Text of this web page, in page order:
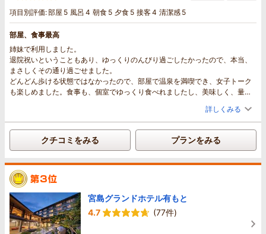
項目別評価:部屋 5 風呂 4 朝食 5 夕食 5 接客4 清潔感 5
部屋、食事最高
姉妹で利用しました。
退院祝いということもあり、ゆっくりのんびり過ごしたかったので、本当、
まさしくその通り過ごせました。
どんどん歩ける状態ではなかったので、部屋で温泉を満喫でき、女子トーク
も楽しめました。食事も、個室でゆっくり食べれましたし、美味しく、量も
詳しくみる
クチコミをみる プランをみる
宮島グランドホテル有もと
4.7
(77件)